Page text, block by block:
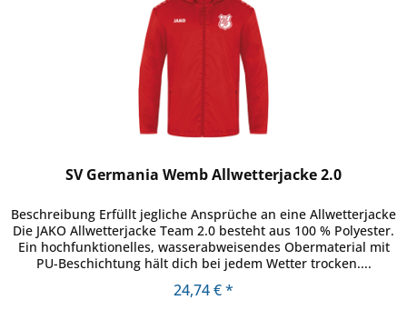
SV Germania Wemb Allwetterjacke 2.0
Beschreibung Erfüllt jegliche Ansprüche an eine Allwetterjacke
Die JAKO Allwetterjacke Team 2.0 besteht aus 100 % Polyester.
Ein hochfunktionelles, wasserabweisendes Obermaterial mit
PU-Beschichtung hält dich bei jedem Wetter trocken....
24,74 € *